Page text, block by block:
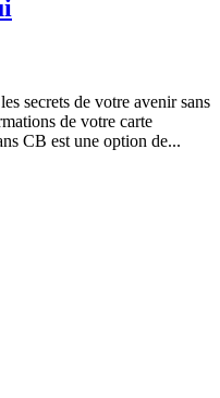
secrets de votre avenir sans
de votre carte
CB est une option de...